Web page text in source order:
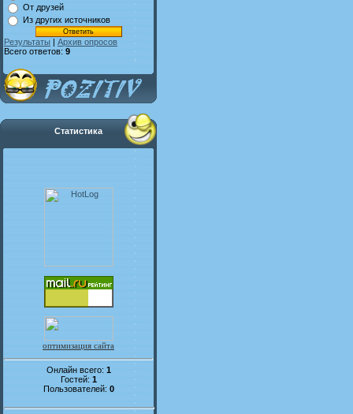
От друзей
Из других источников
Результаты | Архив опросов
Всего ответов: 9
Статистика
оптимизация сайта
Онлайн всего: 1
Гостей: 1
Пользователей: 0